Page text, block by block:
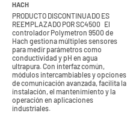
HACH
PRODUCTO DISCONTINUADO ES
REEMPLAZADO POR SC4500 El
controlador Polymetron 9500 de
Hach gestiona múltiples sensores
para medir parámetros como
conductividad y pH en agua
ultrapura. Con interfaz común,
módulos intercambiables y opciones
de comunicación avanzada, facilita la
instalación, el mantenimiento y la
operación en aplicaciones
industriales.